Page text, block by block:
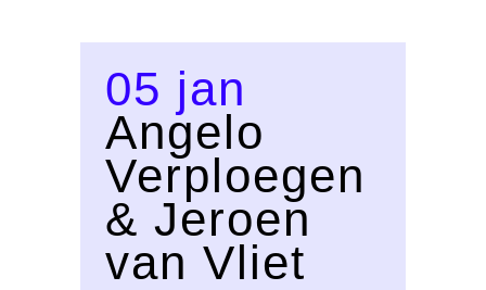
05 jan
Angelo
Verploegen
& Jeroen
van Vliet